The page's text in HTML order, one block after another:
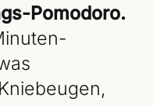
Pomodoro.